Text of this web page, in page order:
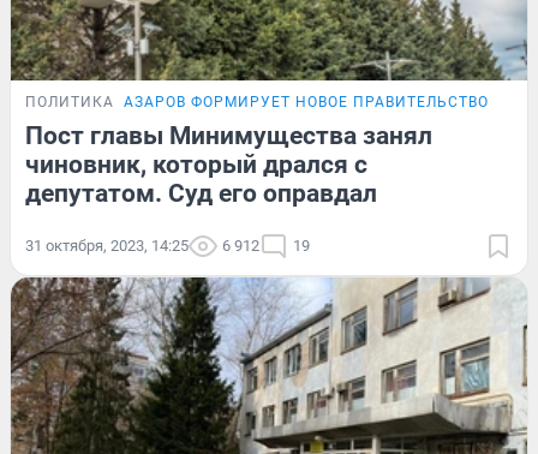
ПОЛИТИКА АЗАРОВ ФОРМИРУЕТ НОВОЕ ПРАВИТЕЛЬСТВО
Пост главы Минимущества занял
чиновник, который дрался с
депутатом. Суд его оправдал
31 октября, 2023, 14:25 6 912 19